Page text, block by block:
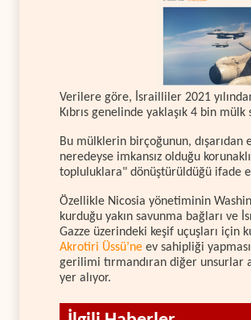
Verilere göre, İsrailliler 2021
Kıbrıs genelinde yaklaşık 4 bin mülk
Bu mülklerin birçoğunun, dışarıdan
neredeyse imkansız olduğu
topluluklara" dönüştürüldüğü ifade
Özellikle Nicosia yönetiminin
kurduğu yakın savunma bağları ve
Gazze üzerindeki keşif uçuşları için
Akrotiri Üssü’ne ev sahipliği
gerilimi tırmandıran diğer unsurlar
yer alıyor.